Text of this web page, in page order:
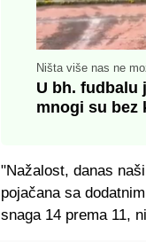
Ništa više nas ne
U bh. fudbalu
mnogi su bez
"Nažalost, danas
pojačana sa
snaga 14 prema 11,